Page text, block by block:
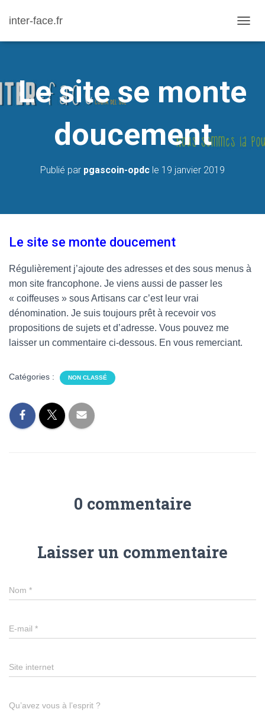
inter-face.fr
I
E
A
G
O
Le site se monte
doucement
Publié par pgascoin-opdc le 19 janvier 2019
Le site se monte doucement
Régulièrement j’ajoute des adresses et des sous menus à
mon site francophone. Je viens aussi de passer les
« coiffeuses » sous Artisans car c’est leur vrai
dénomination. Je suis toujours prêt à recevoir vos
propositions de sujets et d’adresse. Vous pouvez me
laisser un commentaire ci-dessous. En vous remerciant.
Catégories : NON CLASSÉ
0 commentaire
Laisser un commentaire
Nom *
E-mail *
Site internet
Qu’avez vous à l’esprit ?